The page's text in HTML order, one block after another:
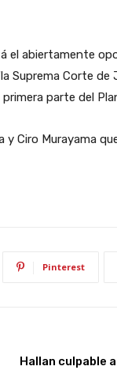
el abiertamente
Suprema Corte
parte del
Ciro Murayama
Pinterest
Hallan culpable